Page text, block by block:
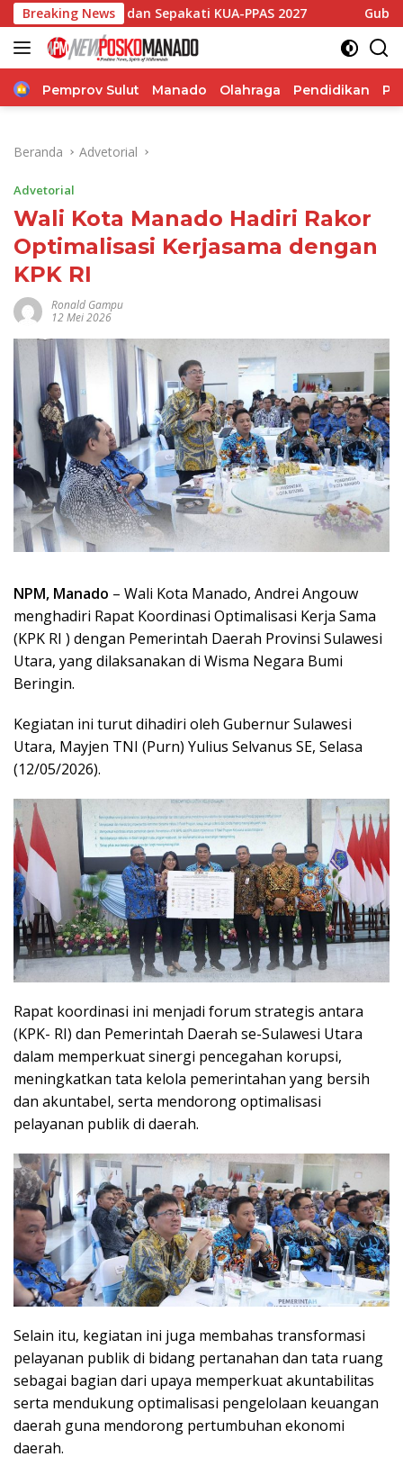
Langsung
ke
konten
Breaking News
dan Sepakati KUA-PPAS 2027 Gubernur Sulut
Home
Pemprov Sulut Manado Olahraga Pendidikan
Beranda Advetorial
Advetorial
Wali Kota Manado Hadiri Rakor
Optimalisasi Kerjasama dengan
KPK RI
Ronald Gampu
12 Mei 2026
NPM, Manado – Wali Kota Manado, Andrei Angouw
menghadiri Rapat Koordinasi Optimalisasi Kerja Sama
(KPK RI ) dengan Pemerintah Daerah Provinsi Sulawesi
Utara, yang dilaksanakan di Wisma Negara Bumi
Beringin.
Kegiatan ini turut dihadiri oleh Gubernur Sulawesi
Utara, Mayjen TNI (Purn) Yulius Selvanus SE, Selasa
(12/05/2026).
Rapat koordinasi ini menjadi forum strategis antara
(KPK- RI) dan Pemerintah Daerah se-Sulawesi Utara
dalam memperkuat sinergi pencegahan korupsi,
meningkatkan tata kelola pemerintahan yang bersih
dan akuntabel, serta mendorong optimalisasi
pelayanan publik di daerah.
Selain itu, kegiatan ini juga membahas transformasi
pelayanan publik di bidang pertanahan dan tata ruang
sebagai bagian dari upaya memperkuat akuntabilitas
serta mendukung optimalisasi pengelolaan keuangan
daerah guna mendorong pertumbuhan ekonomi
daerah.